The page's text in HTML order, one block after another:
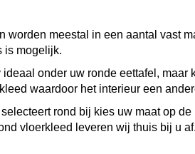
worden meestal in een aantal vast
is mogelijk.
onder uw ronde eettafel,
waardoor het interieur een
rond bij kies uw maat op
vloerkleed leveren wij thuis bij u